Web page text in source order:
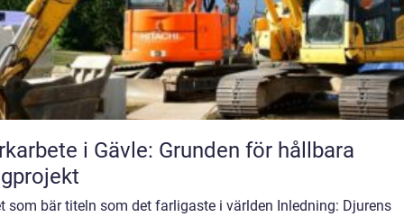
i Gävle: Grunden för hållbara
som bär titeln som det farligaste i världen Inledning: Djurens